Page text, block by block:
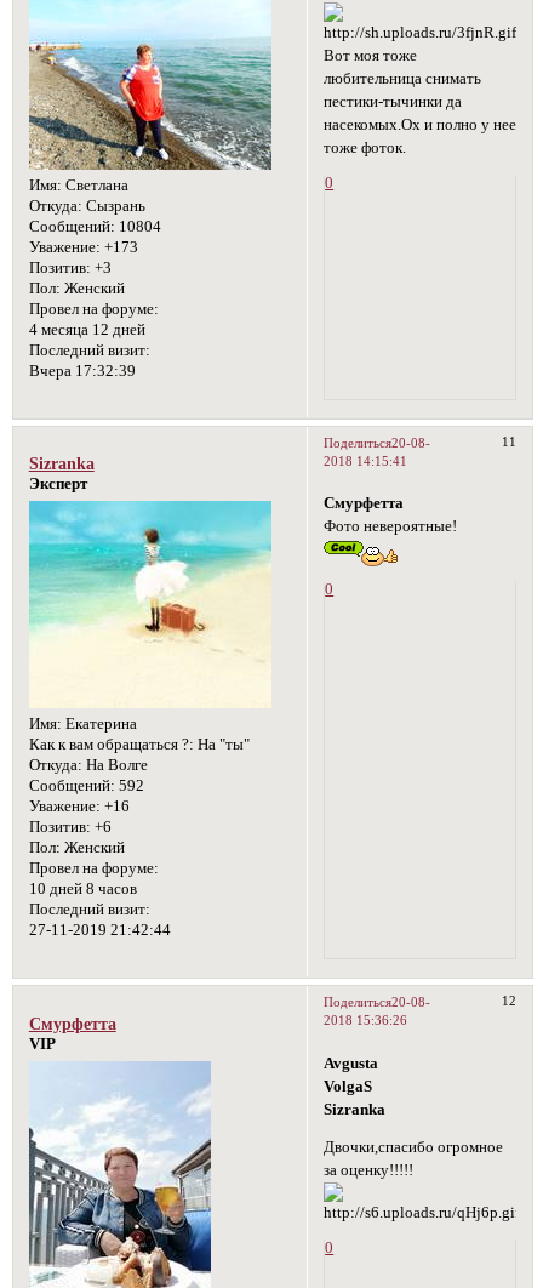
Имя: Светлана
Откуда: Сызрань
Сообщений: 10804
Уважение: +173
Позитив: +3
Пол: Женский
Провел на форуме:
4 месяца 12 дней
Последний визит:
Вчера 17:32:39
Вот моя тоже
любительница снимать
пестики-тычинки да
насекомых.Ох и полно у нее
тоже фоток.
0
Поделиться 11
20-08-
2018 14:15:41
Sizranka
Эксперт
Имя: Екатерина
Как к вам обращаться ?: На "ты"
Откуда: На Волге
Сообщений: 592
Уважение: +16
Позитив: +6
Пол: Женский
Провел на форуме:
10 дней 8 часов
Последний визит:
27-11-2019 21:42:44
Смурфетта
Фото невероятные!
0
Поделиться 12
20-08-
2018 15:36:26
Смурфетта
VIP
Avgusta
VolgaS
Sizranka
Двочки,спасибо огромное
за оценку!!!!!
0